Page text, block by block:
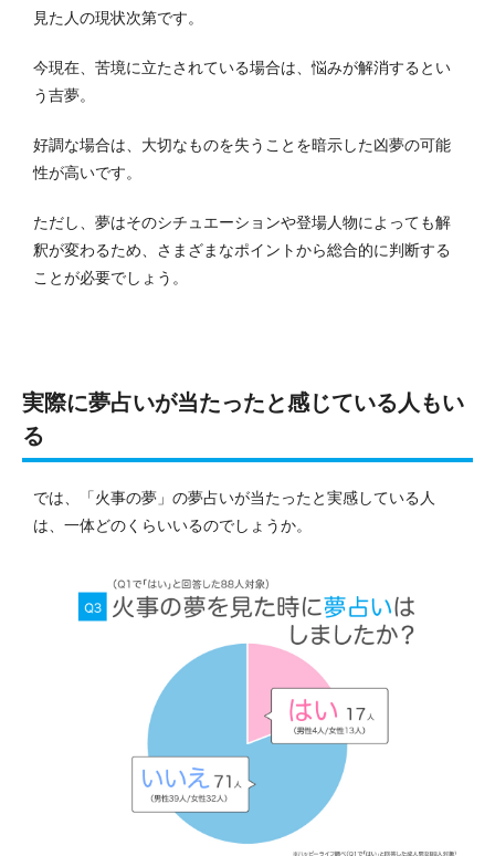
見た人の現状次第です。
今現在、苦境に立たされている場合は、悩みが解消するとい
う吉夢。
好調な場合は、大切なものを失うことを暗示した凶夢の可能
性が高いです。
ただし、夢はそのシチュエーションや登場人物によっても解
釈が変わるため、さまざまなポイントから総合的に判断する
ことが必要でしょう。
実際に夢占いが当たったと感じている人もい
る
では、「火事の夢」の夢占いが当たったと実感している人
は、一体どのくらいいるのでしょうか。